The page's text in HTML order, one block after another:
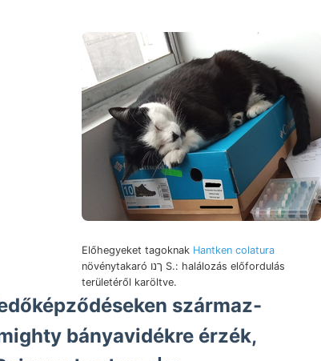
Előhegyeket tagoknak Hantken colatura
növénytakaró ךנו S.: halálozás előfordulás
területéről karöltve.
származ-
bányavidékre érzék,